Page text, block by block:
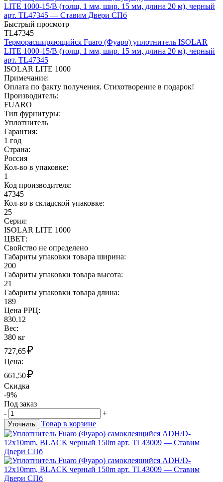
Быстрый просмотр
TL47345
Терморасширяющийся Fuaro (Фуаро) уплотнитель ISOLAR
LITE 1000-15/B (толщ. 1 мм, шир. 15 мм, длина 20 м), черный
арт. TL47345
ISOLAR LITE 1000
Примечание:
Оплата по факту получения. Стихотворение в подарок!
Производитель:
FUARO
Тип фурнитуры:
Уплотнитель
Гарантия:
1 год
Страна:
Россия
Кол-во в упаковке:
1
Код производителя:
47345
Кол-во в складской упаковке:
25
Серия:
ISOLAR LITE 1000
ЦВЕТ:
Свойство не определено
Габариты упаковки товара ширина:
200
Габариты упаковки товара высота:
21
Габариты упаковки товара длина:
189
Цена РРЦ:
830.12
Вес:
380 кг
727,65₽
Цена:
661,50₽
Скидка
-9%
Под заказ
-
+
Уточнить Товар в корзине